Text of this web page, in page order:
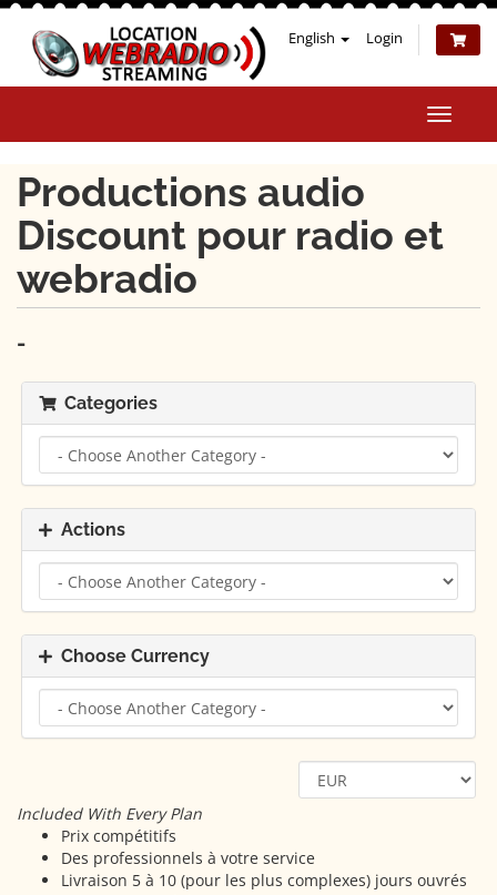
English Login
Toggle
Productions audio
Discount pour radio et
webradio
-
Categories
Actions
Choose Currency
Included With Every Plan
Prix compétitifs
Des professionnels à votre service
Livraison 5 à 10 (pour les plus complexes) jours ouvrés